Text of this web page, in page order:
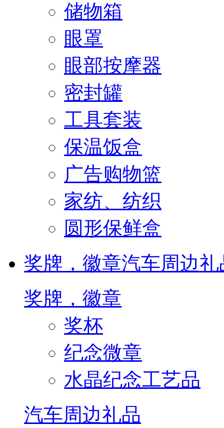
储物箱
眼罩
眼部按摩器
密封罐
工具套装
保温饭盒
广告购物篮
家纺、纺织
圆形保鲜盒
奖牌，徽章汽车周边礼
奖牌，徽章
奖杯
纪念微章
水晶纪念工艺品
汽车周边礼品